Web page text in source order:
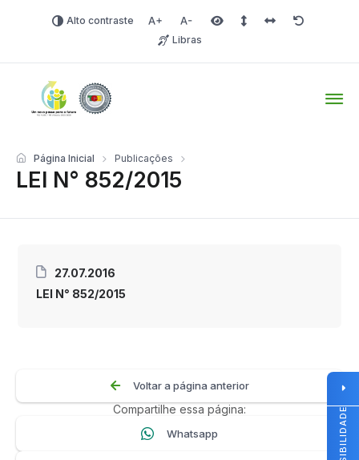
Alto contraste Aumentar fonte
Diminuir fonteÁrea selecionada
Espaçamento de linha
Espaço dos
Redefinir
Libras
LEI N° 852/2015
Página Inicial Publicações
27.07.2016
LEI N° 852/2015
Voltar a página anterior
Compartilhe essa página:
Whatsapp